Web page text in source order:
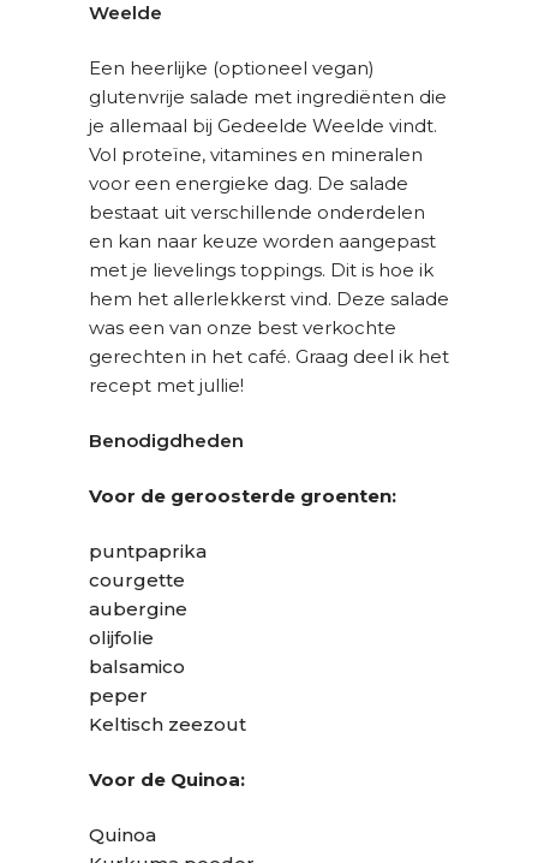
Weelde
Een heerlijke (optioneel vegan)
glutenvrije salade met ingrediënten die
je allemaal bij Gedeelde Weelde vindt.
Vol proteïne, vitamines en mineralen
voor een energieke dag. De salade
bestaat uit verschillende onderdelen
en kan naar keuze worden aangepast
met je lievelings toppings. Dit is hoe ik
hem het allerlekkerst vind. Deze salade
was een van onze best verkochte
gerechten in het café. Graag deel ik het
recept met jullie!
Benodigdheden
Voor de geroosterde groenten:
puntpaprika
courgette
aubergine
olijfolie
balsamico
peper
Keltisch zeezout
Voor de Quinoa:
Quinoa